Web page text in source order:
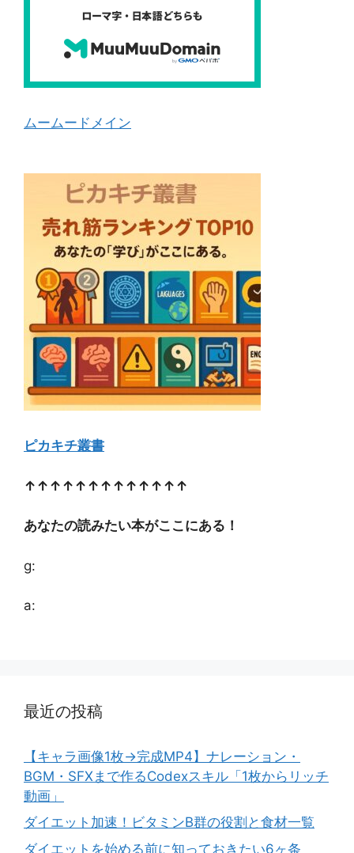
ムームードメイン
ピカキチ叢書
↑↑↑↑↑↑↑↑↑↑↑↑↑
あなたの読みたい本がここにある！
g:
a:
最近の投稿
【キャラ画像1枚→完成MP4】ナレーション・
BGM・SFXまで作るCodexスキル「1枚からリッチ
動画」
ダイエット加速！ビタミンB群の役割と食材一覧
ダイエットを始める前に知っておきたい6ヶ条